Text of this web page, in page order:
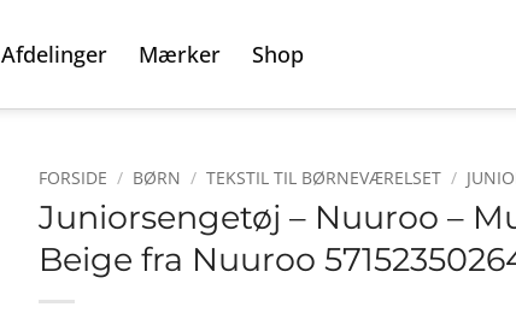
Afdelinger Mærker Shop
FORSIDE / BØRN / TEKSTIL TIL BØRNEVÆRELSET /
Juniorsengetøj – Nuuroo –
Beige fra Nuuroo